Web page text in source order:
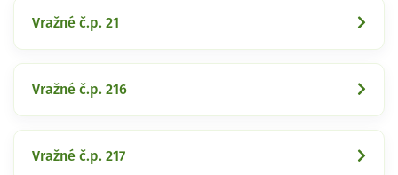
Vražné č.p. 21
Vražné č.p. 216
Vražné č.p. 217